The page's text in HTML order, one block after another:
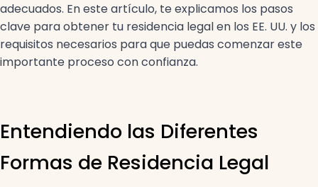
adecuados. En este artículo, te explicamos los pasos
clave para obtener tu residencia legal en los EE. UU. y los
requisitos necesarios para que puedas comenzar este
importante proceso con confianza.
Entendiendo las Diferentes
Formas de Residencia Legal